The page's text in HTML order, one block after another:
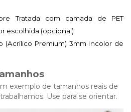
Tratada com camada de PET
escolhida (opcional)
(Acrílico Premium) 3mm Incolor de
exemplo de tamanhos reais de
Use para se orientar.